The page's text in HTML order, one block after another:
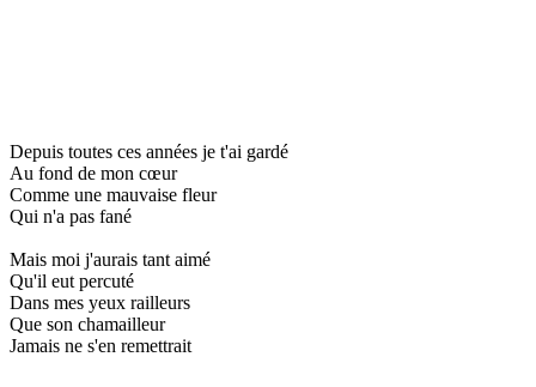
Depuis toutes ces années je t'ai gardé
Au fond de mon cœur
Comme une mauvaise fleur
Qui n'a pas fané
Mais moi j'aurais tant aimé
Qu'il eut percuté
Dans mes yeux railleurs
Que son chamailleur
Jamais ne s'en remettrait